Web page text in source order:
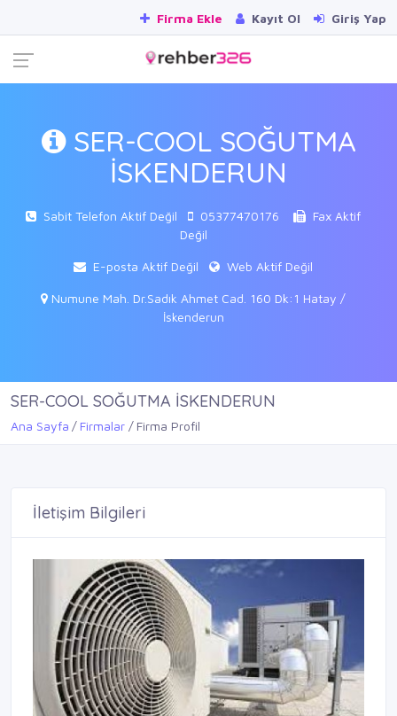
Firma Ekle Kayıt Ol Giriş Yap
SER-COOL SOĞUTMA
İSKENDERUN
Sabit Telefon Aktif Değil 05377470176
Fax Aktif
Değil
E-posta Aktif Değil Web Aktif Değil
Numune Mah. Dr.Sadık Ahmet Cad. 160 Dk:1 Hatay /
İskenderun
SER-COOL SOĞUTMA İSKENDERUN
Ana Sayfa Firmalar Firma Profil
İletişim Bilgileri